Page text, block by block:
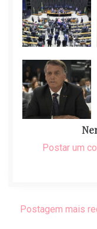
Postar um
Postagem mais